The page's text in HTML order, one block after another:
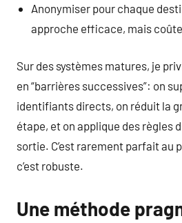
Anonymiser pour chaque
approche efficace, mais
Sur des systèmes matures, je
en “barrières successives”: on
identifiants directs, on réduit la
étape, et on applique des règles
sortie. C’est rarement parfait au
c’est robuste.
Une méthode